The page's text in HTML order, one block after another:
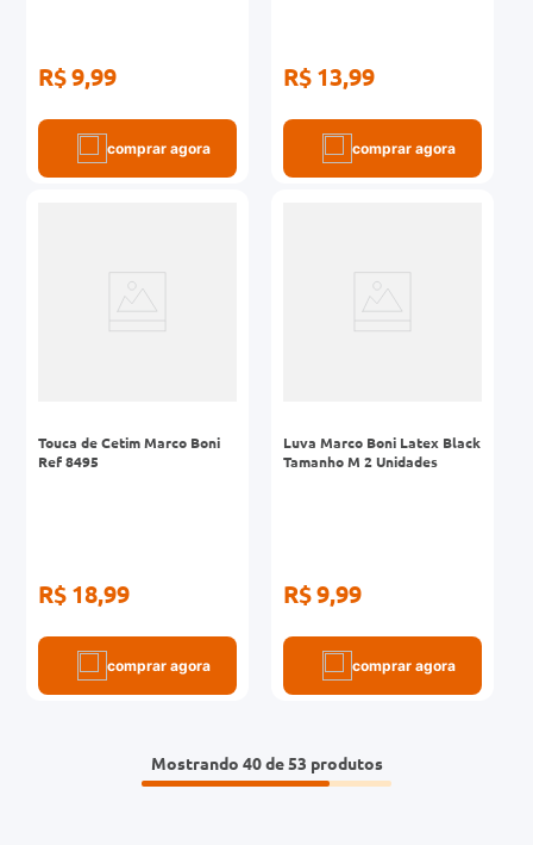
R$ 9,99
comprar agora
R$ 13,99
comprar agora
Touca de Cetim Marco Boni
Ref 8495
R$ 18,99
comprar agora
Luva Marco Boni Latex Black
Tamanho M 2 Unidades
R$ 9,99
comprar agora
Mostrando 40 de 53